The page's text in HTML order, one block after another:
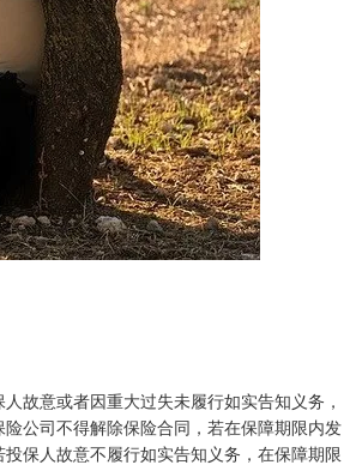
意或者因重大过失未履行如实告知义务，
公司不得解除保险合同，若在保障期限内发
保人故意不履行如实告知义务，在保障期限